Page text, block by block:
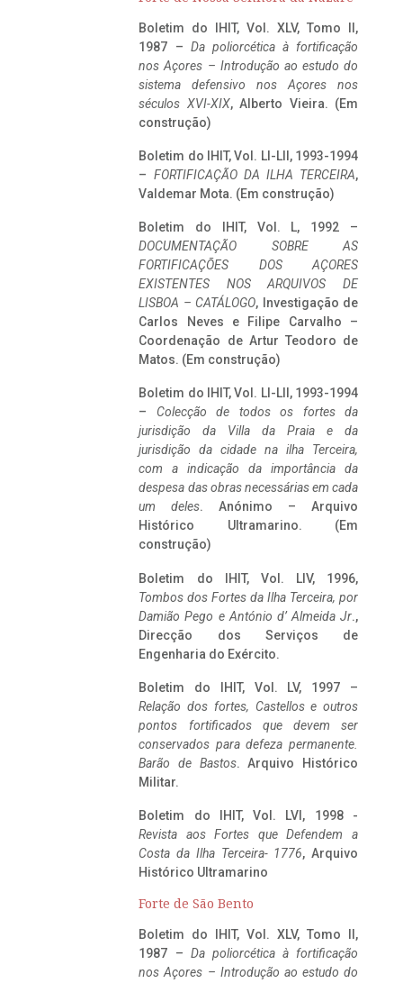
Boletim do IHIT, Vol. XLV, Tomo II,
1987 – Da poliorcética à fortificação
nos Açores – Introdução ao estudo do
sistema defensivo nos Açores nos
séculos XVI-XIX, Alberto Vieira. (Em
construção)
Boletim do IHIT, Vol. LI-LII, 1993-1994
– FORTIFICAÇÃO DA ILHA TERCEIRA,
Valdemar Mota. (Em construção)
Boletim do IHIT, Vol. L, 1992 –
DOCUMENTAÇÃO SOBRE AS
FORTIFICAÇÕES DOS AÇORES
EXISTENTES NOS ARQUIVOS DE
LISBOA – CATÁLOGO, Investigação de
Carlos Neves e Filipe Carvalho –
Coordenação de Artur Teodoro de
Matos. (Em construção)
Boletim do IHIT, Vol. LI-LII, 1993-1994
– Colecção de todos os fortes da
jurisdição da Villa da Praia e da
jurisdição da cidade na ilha Terceira,
com a indicação da importância da
despesa das obras necessárias em cada
um deles. Anónimo – Arquivo
Histórico Ultramarino. (Em
construção)
Boletim do IHIT, Vol. LIV, 1996,
Tombos dos Fortes da Ilha Terceira, por
Damião Pego e António d’ Almeida Jr.,
Direcção dos Serviços de
Engenharia do Exército.
Boletim do IHIT, Vol. LV, 1997 –
Relação dos fortes, Castellos e outros
pontos fortificados que devem ser
conservados para defeza permanente.
Barão de Bastos. Arquivo Histórico
Militar.
Boletim do IHIT, Vol. LVI, 1998 -
Revista aos Fortes que Defendem a
Costa da Ilha Terceira- 1776, Arquivo
Histórico Ultramarino
Forte de São Bento
Boletim do IHIT, Vol. XLV, Tomo II,
1987 – Da poliorcética à fortificação
nos Açores – Introdução ao estudo do